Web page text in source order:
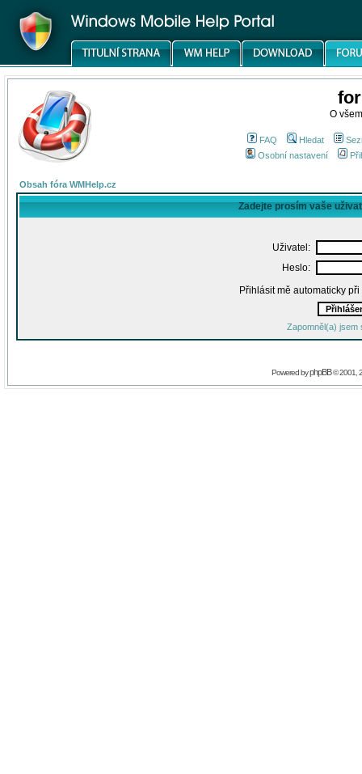
O
FAQ Hledat
Osobní nastavení
Obsah fóra WMHelp.cz
Zadejte prosím vaše
Uživatel:
Heslo:
Přihlásit mě automaticky
Zapomněl(a) jsem
Powered byphpBB© 2001,